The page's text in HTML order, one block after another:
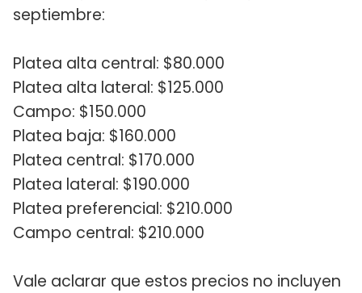
septiembre:
Platea alta central: $80.000
Platea alta lateral: $125.000
Campo: $150.000
Platea baja: $160.000
Platea central: $170.000
Platea lateral: $190.000
Platea preferencial: $210.000
Campo central: $210.000
Vale aclarar que estos precios no incluyen